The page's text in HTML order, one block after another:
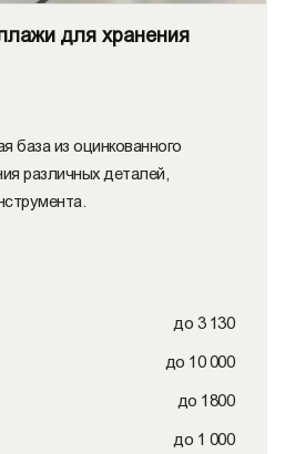
для хранения
база из оцинкованного
различных деталей,
до 3 130
до 10 000
до 1800
до 1 000